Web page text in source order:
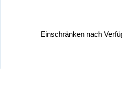
Einschränken nach